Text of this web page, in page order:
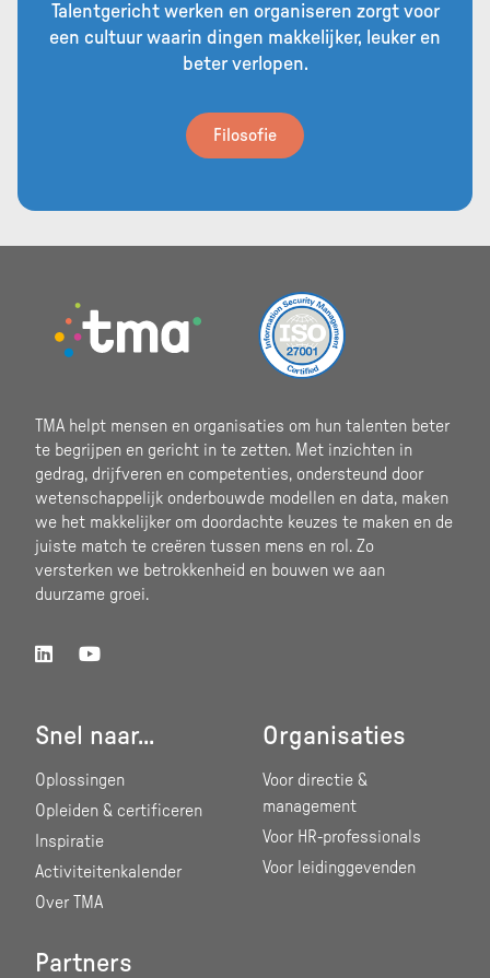
Talentgericht werken en organiseren zorgt voor
een cultuur waarin dingen makkelijker, leuker en
beter verlopen.
Filosofie
TMA helpt mensen en organisaties om hun talenten beter
te begrijpen en gericht in te zetten. Met inzichten in
gedrag, drijfveren en competenties, ondersteund door
wetenschappelijk onderbouwde modellen en data, maken
we het makkelijker om doordachte keuzes te maken en de
juiste match te creëren tussen mens en rol. Zo
versterken we betrokkenheid en bouwen we aan
duurzame groei.
Snel naar...
Oplossingen
Opleiden & certificeren
Inspiratie
Activiteitenkalender
Over TMA
Organisaties
Voor directie &
management
Voor HR-professionals
Voor leidinggevenden
Partners